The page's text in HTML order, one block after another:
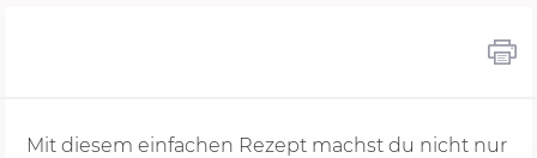
Mit diesem einfachen Rezept machst du nicht nur